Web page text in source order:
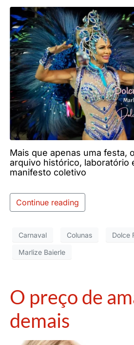
Mais que apenas uma festa,
arquivo histórico, laboratório
manifesto coletivo
Continue reading
Carnaval Colunas Dolce
Marlize Baierle
O preço de
demais